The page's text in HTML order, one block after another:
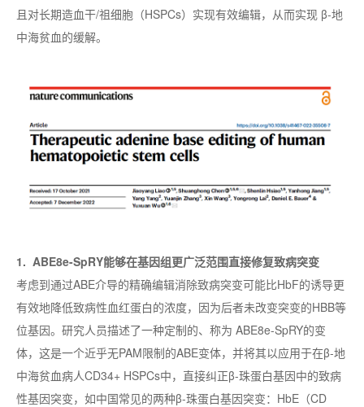
且对长期造血干/祖细胞（HSPCs）实现有效编辑，从而实现 β-地
中海贫血的缓解。
1. ABE8e-SpRY能够在基因组更广泛范围直接修复致病突变
考虑到通过ABE介导的精确编辑消除致病突变可能比HbF的诱导更
有效地降低致病性血红蛋白的浓度，因为后者未改变突变的HBB等
位基因。研究人员描述了一种定制的、称为 ABE8e-SpRY的变
体，这是一个近乎无PAM限制的ABE变体，并将其以应用于在β-地
中海贫血病人CD34+ HSPCs中，直接纠正β-珠蛋白基因中的致病
性基因突变，如中国常见的两种β-珠蛋白基因突变：HbE（CD